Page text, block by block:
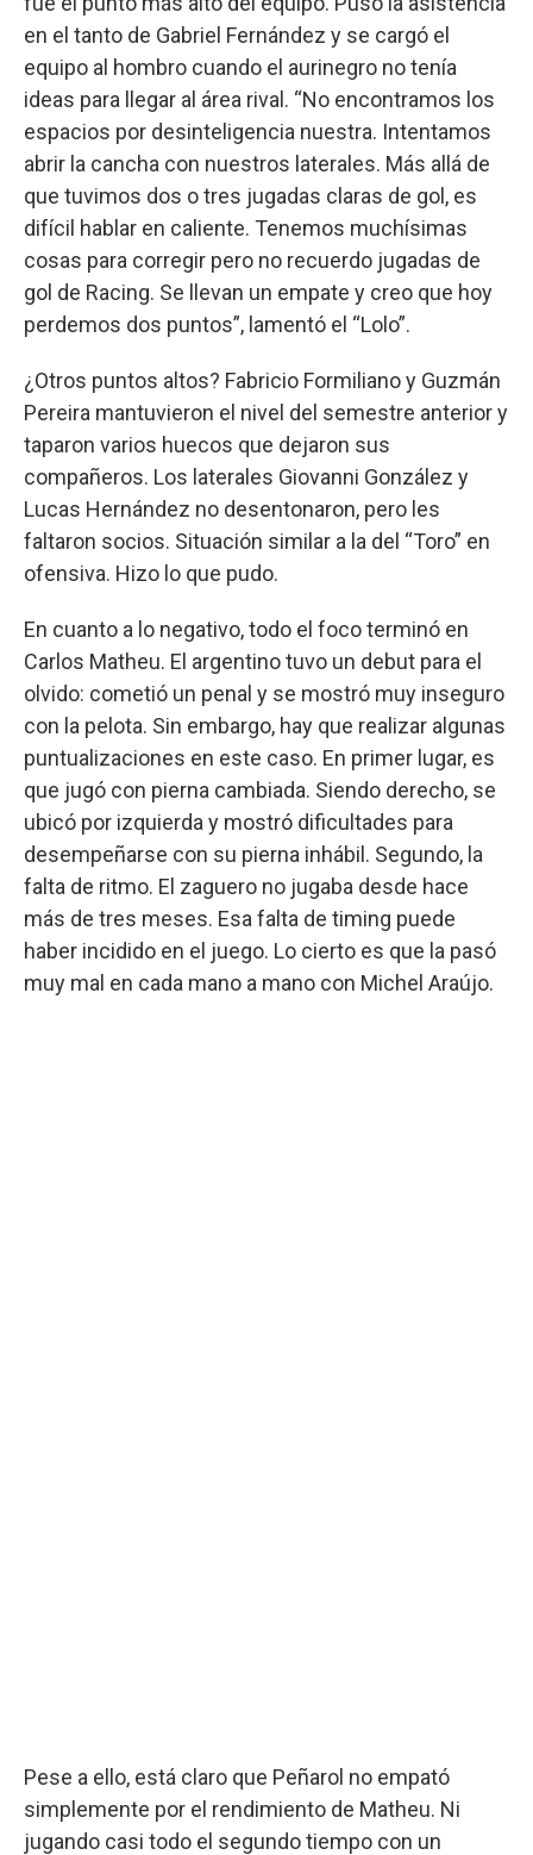
en el tanto de Gabriel Fernández y se cargó el
equipo al hombro cuando el aurinegro no tenía
ideas para llegar al área rival. “No encontramos los
espacios por desinteligencia nuestra. Intentamos
abrir la cancha con nuestros laterales. Más allá de
que tuvimos dos o tres jugadas claras de gol, es
difícil hablar en caliente. Tenemos muchísimas
cosas para corregir pero no recuerdo jugadas de
gol de Racing. Se llevan un empate y creo que hoy
perdemos dos puntos”, lamentó el “Lolo”.
¿Otros puntos altos? Fabricio Formiliano y Guzmán
Pereira mantuvieron el nivel del semestre anterior y
taparon varios huecos que dejaron sus
compañeros. Los laterales Giovanni González y
Lucas Hernández no desentonaron, pero les
faltaron socios. Situación similar a la del “Toro” en
ofensiva. Hizo lo que pudo.
En cuanto a lo negativo, todo el foco terminó en
Carlos Matheu. El argentino tuvo un debut para el
olvido: cometió un penal y se mostró muy inseguro
con la pelota. Sin embargo, hay que realizar algunas
puntualizaciones en este caso. En primer lugar, es
que jugó con pierna cambiada. Siendo derecho, se
ubicó por izquierda y mostró dificultades para
desempeñarse con su pierna inhábil. Segundo, la
falta de ritmo. El zaguero no jugaba desde hace
más de tres meses. Esa falta de timing puede
haber incidido en el juego. Lo cierto es que la pasó
muy mal en cada mano a mano con Michel Araújo.
Pese a ello, está claro que Peñarol no empató
simplemente por el rendimiento de Matheu. Ni
jugando casi todo el segundo tiempo con un